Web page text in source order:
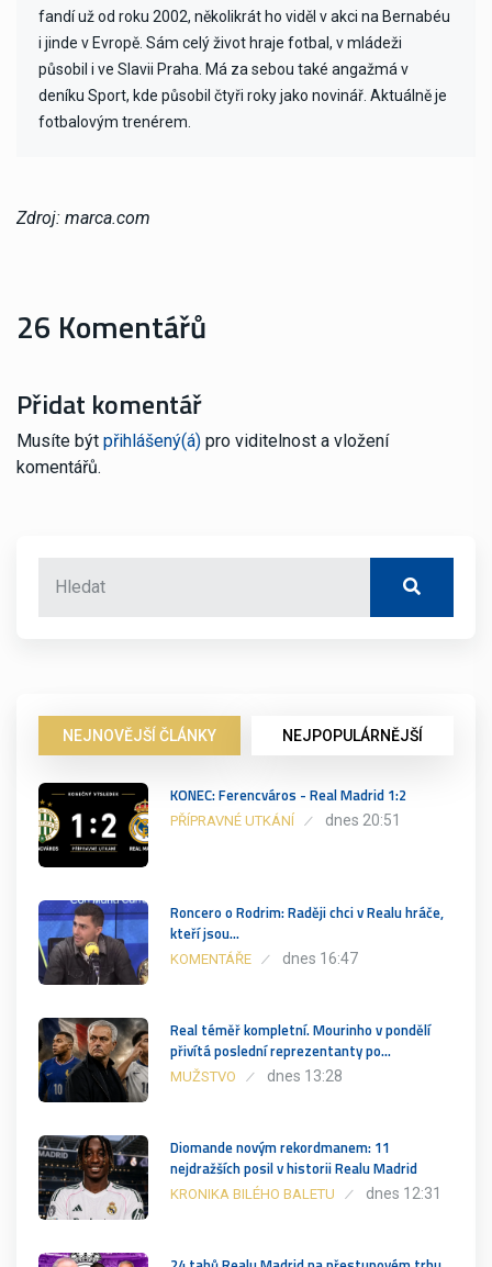
fandí už od roku 2002, několikrát ho viděl v akci na Bernabéu
i jinde v Evropě. Sám celý život hraje fotbal, v mládeži
působil i ve Slavii Praha. Má za sebou také angažmá v
deníku Sport, kde působil čtyři roky jako novinář. Aktuálně je
fotbalovým trenérem.
Zdroj: marca.com
26 Komentářů
Přidat komentář
Musíte být přihlášený(á) pro viditelnost a vložení
komentářů.
NEJNOVĚJŠÍ ČLÁNKY NEJPOPULÁRNĚJŠÍ
KONEC: Ferencváros - Real Madrid 1:2
PŘÍPRAVNÉ UTKÁNÍ dnes 20:51
Roncero o Rodrim: Raději chci v Realu hráče,
kteří jsou…
KOMENTÁŘE dnes 16:47
Real téměř kompletní. Mourinho v pondělí
přivítá poslední reprezentanty po…
MUŽSTVO dnes 13:28
Diomande novým rekordmanem: 11
nejdražších posil v historii Realu Madrid
KRONIKA BILÉHO BALETU dnes 12:31